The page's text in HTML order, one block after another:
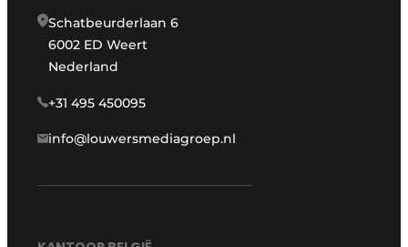
Schatbeurderlaan 6
6002 ED Weert
Nederland
+31 495 450095
info@louwersmediagroep.nl